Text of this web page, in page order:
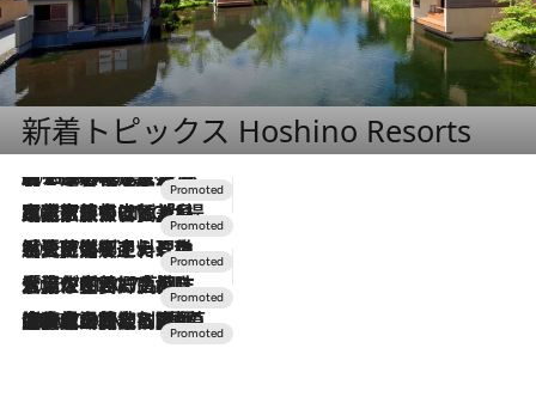
新着トピックス Hoshino Resorts
2026.8.7
【トンボの足水浴】ヒノキの香りに包まれて涼感マックス！約13℃の湧水かけ流しを避暑地「星野温泉 トンボの湯」で体験
2026.7.31
【ホテル帰省】という選択肢をOMOが提案。家族とほどよい距離を保つには「昼は実家、夜は気兼ねなくホテルで！」
2026.7.24
【夏限定ディナーコース】旬を迎える稚鮎や花ズッキーニなどをイタリア・トスカーナの郷土料理の手法で満喫！
2026.7.17
「土佐和ハーブかき氷」がOMO7高知に登場！生姜、山椒、大葉など目にも舌にも涼を呼ぶ郷土の味
2026.7.10
NEW OPEN！【界 草津】名湯の地に誕生。趣の異なる2種の温泉と上州ならではの会席・蕎麦割烹など美食を味わう究極の癒やし旅